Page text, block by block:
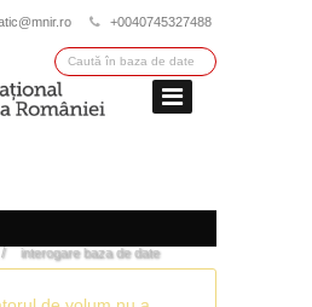
+0040745327488
/ interogare baza de date